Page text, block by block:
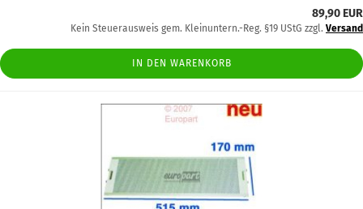
89,90 EUR
Kein Steuerausweis gem. Kleinuntern.-Reg. §19 UStG zzgl. Versand
IN DEN WARENKORB